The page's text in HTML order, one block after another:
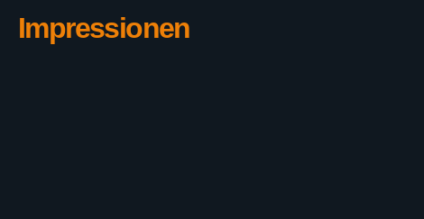
Impressionen